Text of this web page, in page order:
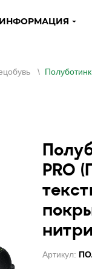
ИНФОРМАЦИЯ
\
PRO
Артикул: